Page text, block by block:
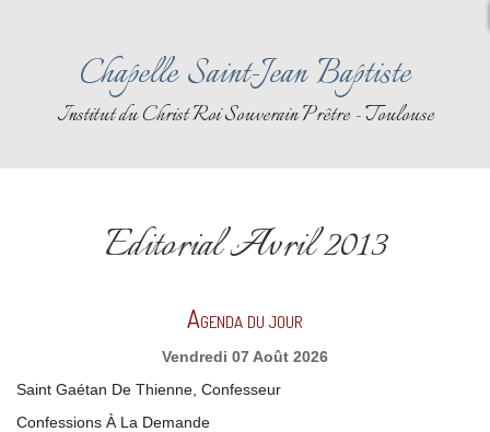
Chapelle Saint-Jean Baptiste
Institut du Christ Roi Souverain Prêtre - Toulouse
Editorial Avril 2013
Agenda du jour
Vendredi 07 Août 2026
Saint Gaétan De Thienne, Confesseur
Confessions À La Demande